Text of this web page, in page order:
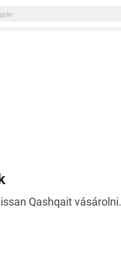
Qashqait vásárolni.